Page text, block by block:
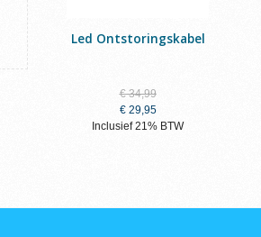
Led Ontstoringskabel
€ 34,99
€ 29,95
Inclusief 21% BTW